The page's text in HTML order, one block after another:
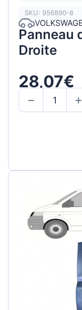
SKU: 956890-8
Panneau
Droite
28,07€